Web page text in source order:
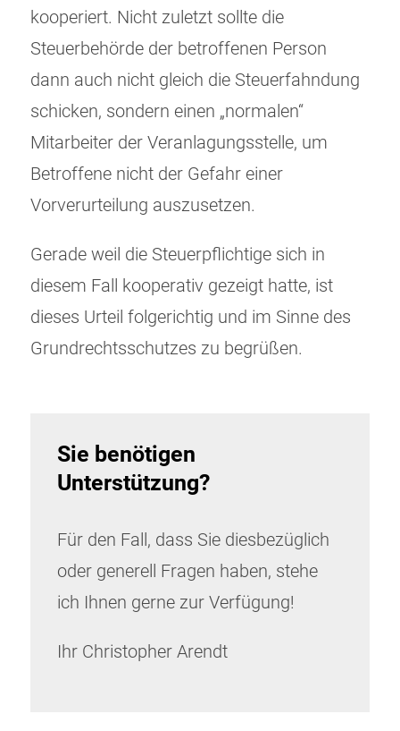
kooperiert. Nicht zuletzt sollte die
Steuerbehörde der betroffenen Person
dann auch nicht gleich die Steuerfahndung
schicken, sondern einen „normalen“
Mitarbeiter der Veranlagungsstelle, um
Betroffene nicht der Gefahr einer
Vorverurteilung auszusetzen.
Gerade weil die Steuerpflichtige sich in
diesem Fall kooperativ gezeigt hatte, ist
dieses Urteil folgerichtig und im Sinne des
Grundrechtsschutzes zu begrüßen.
Sie benötigen
Unterstützung?
Für den Fall, dass Sie diesbezüglich
oder generell Fragen haben, stehe
ich Ihnen gerne zur Verfügung!
Ihr Christopher Arendt